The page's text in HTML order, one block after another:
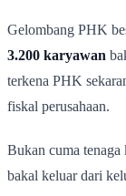
Gelombang PHK
3.200 karyawan
terkena PHK
fiskal perusahaan.
Bukan cuma tenaga
bakal keluar dari